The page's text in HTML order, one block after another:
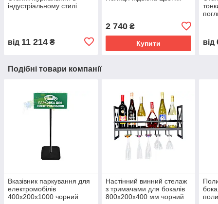
індустріальному стилі
від 11 214 ₴
2 740₴
Купити від
Подібні товари компанії
Вказівник паркування для
електромобілів
400х200х1000 чорний
Настінний винний стелаж
з тримачами для бокалів
800х200х400 мм чорний